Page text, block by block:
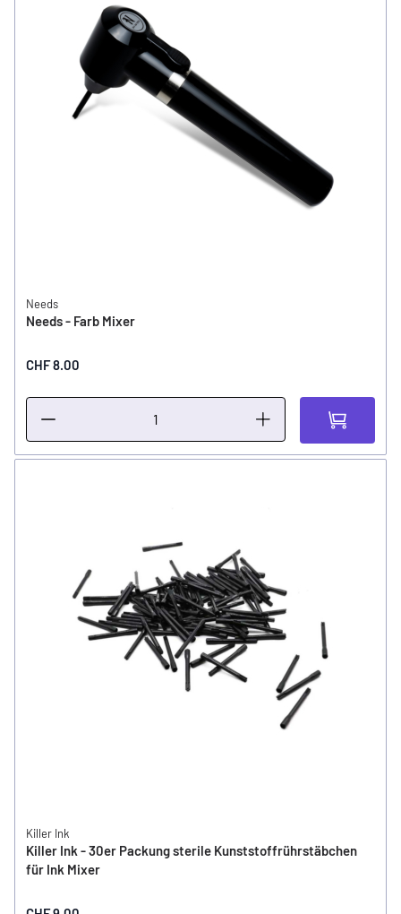
Needs
Needs - Farb Mixer
CHF 8.00
Killer Ink
Killer Ink - 30er Packung sterile Kunststoffrührstäbchen
für Ink Mixer